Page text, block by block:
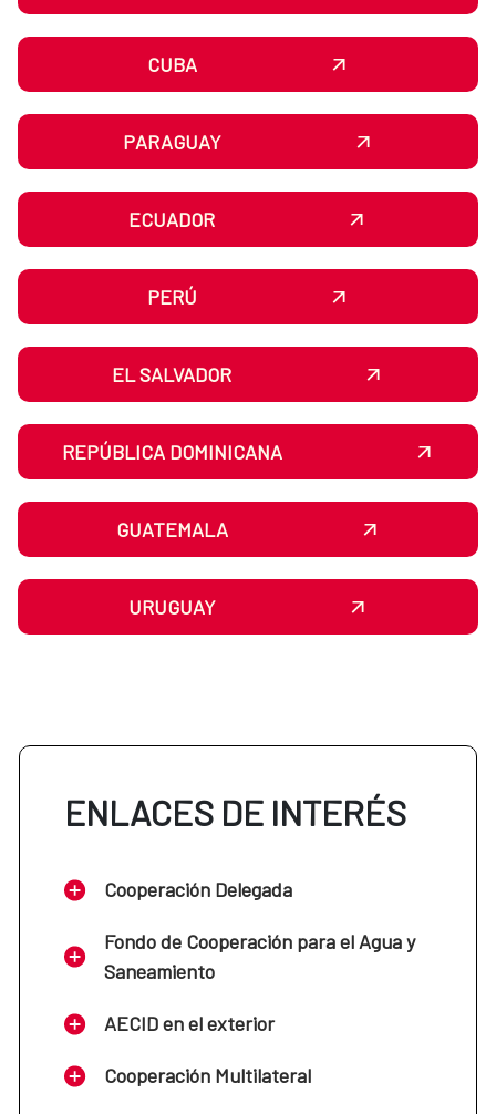
CUBA
PARAGUAY
ECUADOR
PERÚ
EL SALVADOR
REPÚBLICA DOMINICANA
GUATEMALA
URUGUAY
ENLACES DE INTERÉS
Cooperación Delegada
Fondo de Cooperación para el Agua y
Saneamiento
AECID en el exterior
Cooperación Multilateral